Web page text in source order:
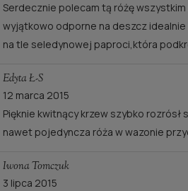
Serdecznie polecam tą różę wszystkim
wyjątkowo odporne na deszcz
na tle seledynowej paproci,która
Edyta Ł-S
12 marca 2015
Pięknie kwitnący krzew szybko
nawet pojedyncza róża w wazonie
Iwona Tomczuk
3 lipca 2015